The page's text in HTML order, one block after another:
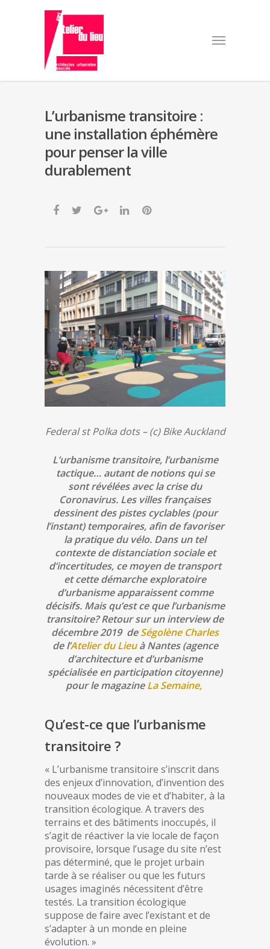
L’urbanisme transitoire :
une installation éphémère
pour penser la ville
durablement
Federal st Polka dots – (c) Bike Auckland
L’urbanisme transitoire, l’urbanisme
tactique… autant de notions qui se
sont révélées avec la crise du
Coronavirus. Les villes françaises
dessinent des pistes cyclables (pour
l’instant) temporaires, afin de favoriser
la pratique du vélo. Dans un tel
contexte de distanciation sociale et
d’incertitudes, ce moyen de transport
et cette démarche exploratoire
d’urbanisme apparaissent comme
décisifs. Mais qu’est ce que l’urbanisme
transitoire? Retour sur un interview de
décembre 2019 deSégolène Charles
de l’Atelier du Lieuà Nantes (agence
d’architecture et d’urbanisme
spécialisée en participation citoyenne)
pour le magazineLa Semaine,
Qu’est-ce que l’urbanisme
transitoire ?
« L’urbanisme transitoire s’inscrit dans
des enjeux d’innovation, d’invention des
nouveaux modes de vie et d’habiter, à la
transition écologique. A travers des
terrains et des bâtiments inoccupés, il
s’agit de réactiver la vie locale de façon
provisoire, lorsque l’usage du site n’est
pas déterminé, que le projet urbain
tarde à se réaliser ou que les futurs
usages imaginés nécessitent d’être
testés. La transition écologique
suppose de faire avec l’existant et de
s’adapter à un monde en pleine
évolution. »